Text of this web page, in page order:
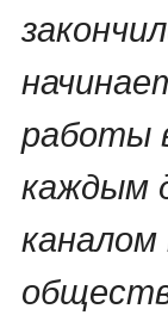
работы
каждым